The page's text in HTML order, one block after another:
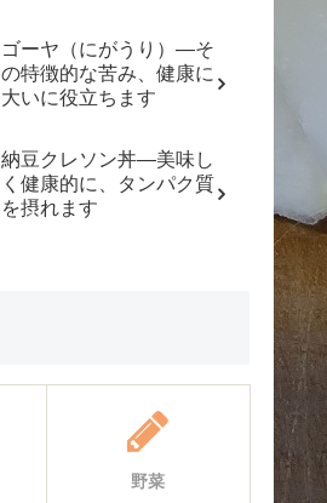
ゴーヤ（にがうり）―そ
の特徴的な苦み、健康に
大いに役立ちます
納豆クレソン丼―美味し
く健康的に、タンパク質
を摂れます
野菜